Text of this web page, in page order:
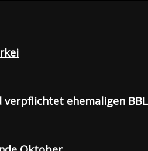
ehemaligen